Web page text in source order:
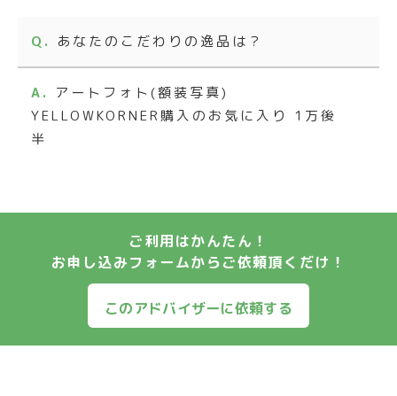
あなたのこだわりの逸品は？
アートフォト(額装写真)
YELLOWKORNER購入のお気に入り 1万後
半
ご利用はかんたん！
お申し込みフォームからご依頼頂くだけ！